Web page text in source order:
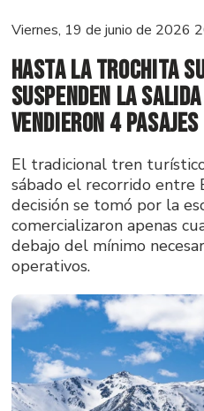
Viernes, 19 de junio de 2026
Hasta La Trochita
suspenden la
vendieron 4 pasajes
El tradicional tren
sábado el recorrido entre
decisión se tomó por la
comercializaron apenas
debajo del mínimo
operativos.